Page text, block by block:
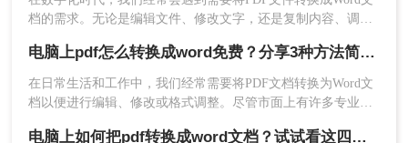
档的需求。无论是编辑文件、修改文字，还是复制内容、调整
那么，pdf怎么转换成word呢？本文将为您详细介绍几种可行的
方法。
电脑上pdf怎么转换成word免费？分享3种方法简单易学！
在日常生活和工作中，我们经常需要将PDF文档转换为Word文
档以便进行编辑、修改或格式调整。尽管市面上有许多专业的
电脑上如何把pdf转换成word文档？试试看这四种方法！